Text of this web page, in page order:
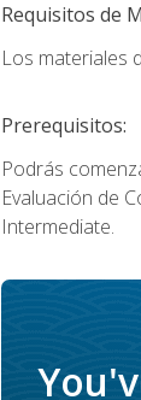
Requisitos de
Los materiales
Prerequisitos:
Podrás
Evaluación de
Intermediate.